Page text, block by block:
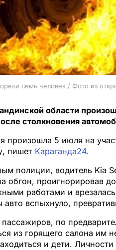
семь человек / Фото из
области
столкновения
произошла 5 июля на
пишет Караганда24.
полиции, водитель Kia
обгон, проигнорировав
работами и
авто вспыхнуло,
по
из горящего салона им
и дети.